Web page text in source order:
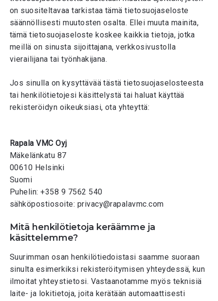
on suositeltavaa tarkistaa tämä tietosuojaseloste
säännöllisesti muutosten osalta. Ellei muuta mainita,
tämä tietosuojaseloste koskee kaikkia tietoja, jotka
meillä on sinusta sijoittajana, verkkosivustolla
vierailijana tai työnhakijana.
Jos sinulla on kysyttävää tästä tietosuojaselosteesta
tai henkilötietojesi käsittelystä tai haluat käyttää
rekisteröidyn oikeuksiasi, ota yhteyttä:
Rapala VMC Oyj
Mäkelänkatu 87
00610 Helsinki
Suomi
Puhelin: +358 9 7562 540
sähköpostiosoite: privacy@rapalavmc.com
Mitä henkilötietoja keräämme ja
käsittelemme?
Suurimman osan henkilötiedoistasi saamme suoraan
sinulta esimerkiksi rekisteröitymisen yhteydessä, kun
ilmoitat yhteystietosi. Vastaanotamme myös teknisiä
laite- ja lokitietoja, joita kerätään automaattisesti